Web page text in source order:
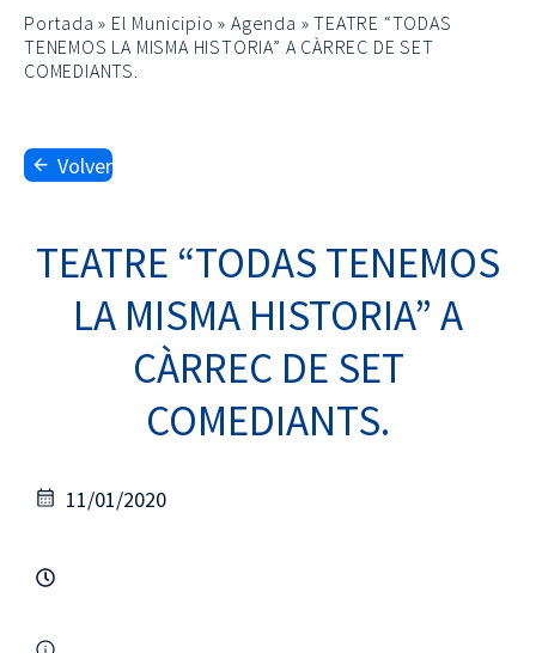
Portada » El Municipio »Agenda »TEATRE “TODAS
TENEMOS LA MISMA HISTORIA” A CÀRREC DE SET
COMEDIANTS.
Volver
TEATRE “TODAS TENEMOS
LA MISMA HISTORIA” A
CÀRREC DE SET
COMEDIANTS.
11/01/2020